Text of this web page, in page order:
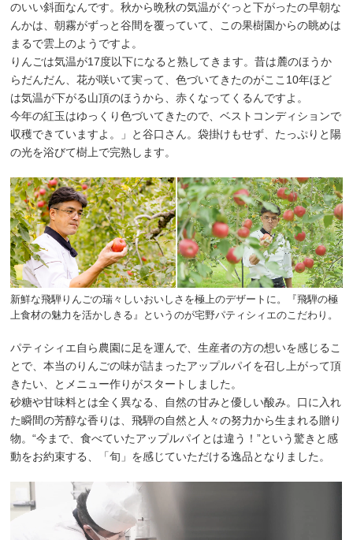
のいい斜面なんです。秋から晩秋の気温がぐっと下がったの早朝な
んかは、朝霧がずっと谷間を覆っていて、この果樹園からの眺めは
まるで雲上のようですよ。
りんごは気温が17度以下になると熟してきます。昔は麓のほうか
らだんだん、花が咲いて実って、色づいてきたのがここ10年ほど
は気温が下がる山頂のほうから、赤くなってくるんですよ。
今年の紅玉はゆっくり色づいてきたので、ベストコンディションで
収穫できていますよ。」と谷口さん。袋掛けもせず、たっぷりと陽
の光を浴びて樹上で完熟します。
新鮮な飛騨りんごの瑞々しいおいしさを極上のデザートに。『飛騨の極
上食材の魅力を活かしきる』というのが宅野パティシィエのこだわり。
パティシィエ自ら農園に足を運んで、生産者の方の想いを感じるこ
とで、本当のりんごの味が詰まったアップルパイを召し上がって頂
きたい、とメニュー作りがスタートしました。
砂糖や甘味料とは全く異なる、自然の甘みと優しい酸み。口に入れ
た瞬間の芳醇な香りは、飛騨の自然と人々の努力から生まれる贈り
物。“今まで、食べていたアップルパイとは違う！”という驚きと感
動をお約束する、「旬」を感じていただける逸品となりました。